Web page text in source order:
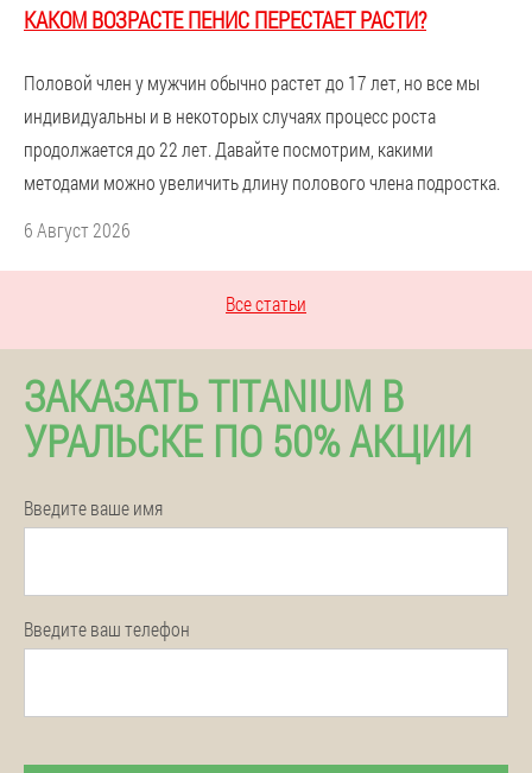
КАКОМ ВОЗРАСТЕ ПЕНИС ПЕРЕСТАЕТ РАСТИ?
Половой член у мужчин обычно растет до 17 лет, но все мы
индивидуальны и в некоторых случаях процесс роста
продолжается до 22 лет. Давайте посмотрим, какими
методами можно увеличить длину полового члена подростка.
6 Август 2026
Все статьи
ЗАКАЗАТЬ TITANIUM В
УРАЛЬСКЕ ПО 50% АКЦИИ
Введите ваше имя
Введите ваш телефон